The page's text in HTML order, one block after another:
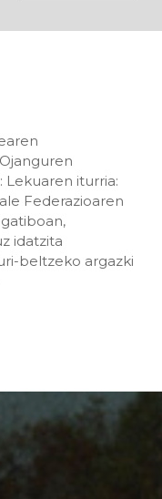
Lekuaren iturria:
Federazioaren
idatzita
beltzeko argazki